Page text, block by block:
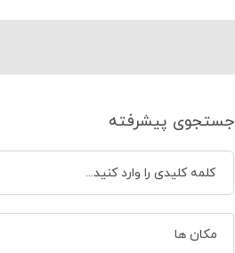
جستجوی پیشرفته
مکان ها